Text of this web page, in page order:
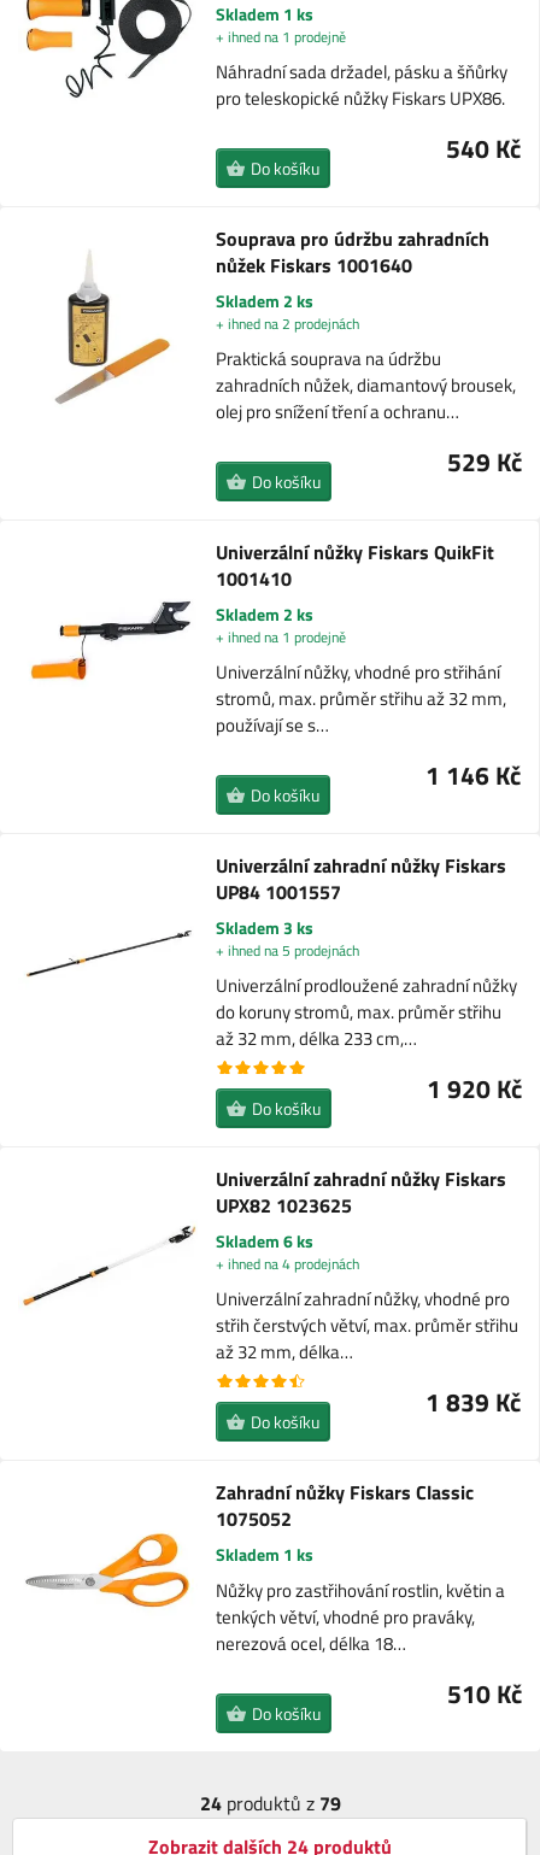
Skladem 1 ks
+ ihned na 1 prodejně
Náhradní sada držadel, pásku a šňůrky
pro teleskopické nůžky Fiskars UPX86.
540 Kč
Do košíku
Souprava pro údržbu zahradních
nůžek Fiskars 1001640
Skladem 2 ks
+ ihned na 2 prodejnách
Praktická souprava na údržbu
zahradních nůžek, diamantový brousek,
olej pro snížení tření a ochranu…
529 Kč
Do košíku
Univerzální nůžky Fiskars QuikFit
1001410
Skladem 2 ks
+ ihned na 1 prodejně
Univerzální nůžky, vhodné pro střihání
stromů, max. průměr střihu až 32 mm,
používají se s…
1 146 Kč
Do košíku
Univerzální zahradní nůžky Fiskars
UP84 1001557
Skladem 3 ks
+ ihned na 5 prodejnách
Univerzální prodloužené zahradní nůžky
do koruny stromů, max. průměr střihu
až 32 mm, délka 233 cm,…
1 920 Kč
Do košíku
Univerzální zahradní nůžky Fiskars
UPX82 1023625
Skladem 6 ks
+ ihned na 4 prodejnách
Univerzální zahradní nůžky, vhodné pro
střih čerstvých větví, max. průměr střihu
až 32 mm, délka…
1 839 Kč
Do košíku
Zahradní nůžky Fiskars Classic
1075052
Skladem 1 ks
Nůžky pro zastřihování rostlin, květin a
tenkých větví, vhodné pro praváky,
nerezová ocel, délka 18…
510 Kč
Do košíku
24produktů z 79
Zobrazit dalších 24 produktů